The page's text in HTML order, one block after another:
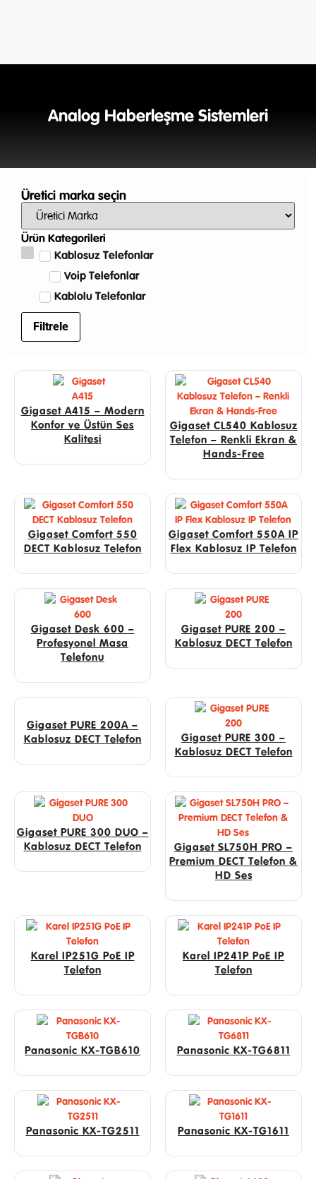
Analog Haberleşme Sistemleri
Üretici marka seçin
Ürün Kategorileri
Kablosuz Telefonlar
Voip Telefonlar
Kablolu Telefonlar
Filtrele
Gigaset A415 – Modern
Konfor ve Üstün Ses
Kalitesi
Gigaset CL540 Kablosuz
Telefon – Renkli Ekran &
Hands-Free
Gigaset Comfort 550
DECT Kablosuz Telefon
Gigaset Comfort 550A IP
Flex Kablosuz IP Telefon
Gigaset Desk 600 –
Profesyonel Masa
Telefonu
Gigaset PURE 200 –
Kablosuz DECT Telefon
Gigaset PURE 200A –
Kablosuz DECT Telefon
Gigaset PURE 300 –
Kablosuz DECT Telefon
Gigaset PURE 300 DUO –
Kablosuz DECT Telefon
Gigaset SL750H PRO –
Premium DECT Telefon &
HD Ses
Karel IP251G PoE IP
Telefon
Karel IP241P PoE IP
Telefon
Panasonic KX-TGB610 Panasonic KX-TG6811
Panasonic KX-TG2511 Panasonic KX-TG1611